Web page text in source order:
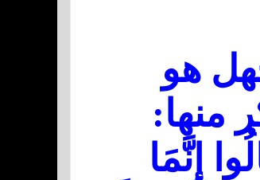
هو
منها:
إِنَّمَا